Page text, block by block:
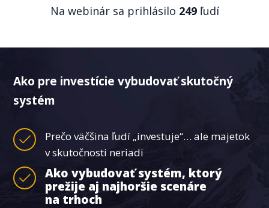
Na webinár sa prihlásilo 249 ľudí
Ako pre investície vybudovať skutočný
systém
Prečo väčšina ľudí „investuje“… ale majetok
v skutočnosti neriadi
Ako vybudovať systém, ktorý
prežije aj najhoršie scenáre
na trhoch